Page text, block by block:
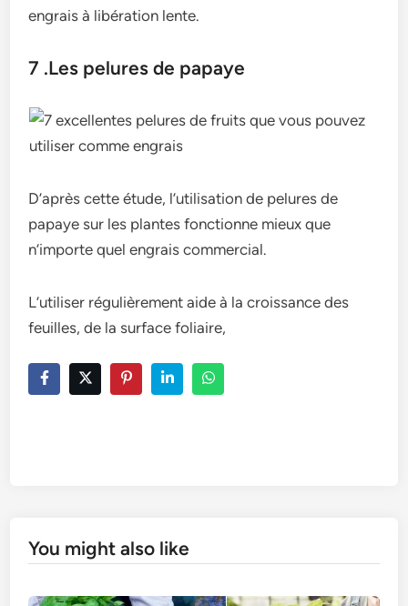
engrais à libération lente.
7 .Les pelures de papaye
D’après cette étude, l’utilisation de pelures de
papaye sur les plantes fonctionne mieux que
n’importe quel engrais commercial.
L’utiliser régulièrement aide à la croissance des
feuilles, de la surface foliaire,
You might also like